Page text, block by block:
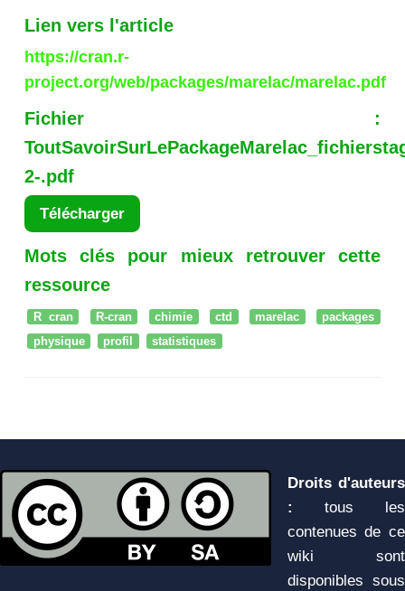
Lien vers l'article
https://cran.r-
project.org/web/packages/marelac/marelac.pdf
Fichier :
2-.pdf
Télécharger
Mots clés pour mieux retrouver cette
ressource
R cran R-cran chimie ctd marelac
packages
physique
profil statistiques
Droits d'auteurs
:
tous les
contenues de ce
wiki sont
disponibles sous